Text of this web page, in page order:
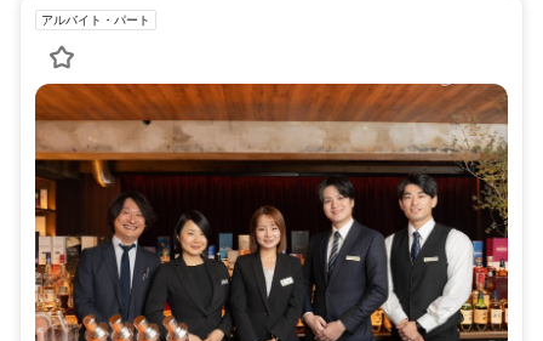
アルバイト・パート